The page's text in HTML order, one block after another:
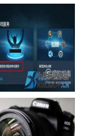
背景
改昵称？